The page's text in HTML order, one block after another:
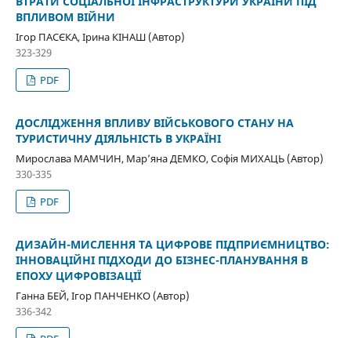
ВПЛИВОМ ВІЙНИ
Ігор ПАСЄКА, Ірина КІНАШ (Автор)
323-329
PDF
ДОСЛІДЖЕННЯ ВПЛИВУ ВІЙСЬКОВОГО СТАНУ НА
ТУРИСТИЧНУ ДІЯЛЬНІСТЬ В УКРАЇНІ
Мирослава МАМЧИН, Мар’яна ДЕМКО, Софія МИХАЦЬ (Автор)
330-335
PDF
ДИЗАЙН-МИСЛЕННЯ ТА ЦИФРОВЕ ПІДПРИЄМНИЦТВО:
ІННОВАЦІЙНІ ПІДХОДИ ДО БІЗНЕС-ПЛАНУВАННЯ В
ЕПОХУ ЦИФРОВІЗАЦІЇ
Ганна БЕЙ, Ігор ПАНЧЕНКО (Автор)
336-342